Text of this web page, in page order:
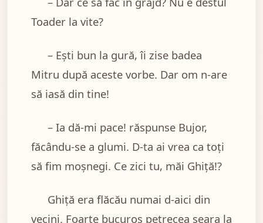
Toader la vite?
– Ești bun la gură, îi zise badea
Mitru după aceste vorbe. Dar om n-are
să iasă din tine!
– Ia dă-mi pace! răspunse Bujor,
făcându-se a glumi. D-ta ai vrea ca toți
să fim moșnegi. Ce zici tu, măi Ghiță!?
Ghiță era flăcău numai d-aici din
vecini. Foarte bucuros petrecea seara la